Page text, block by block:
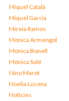
Miquel Català
Miquel Garcia
Mireia Ramos
Mònica Armengol
Mònica Bonell
Mònica Solé
Nino Marot
Noelia Lucena
Notícies